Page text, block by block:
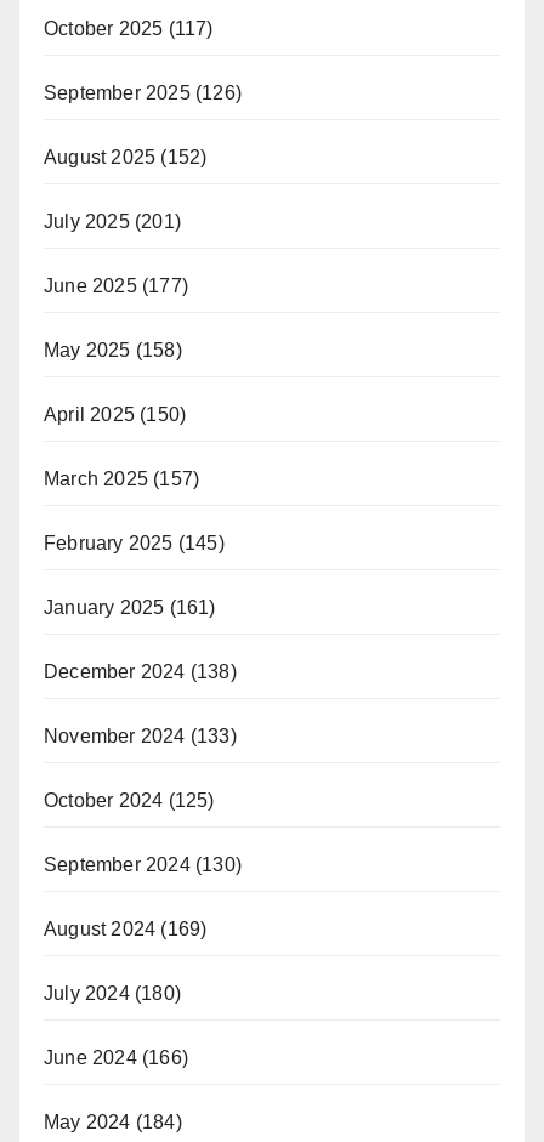
October 2025 (117)
September 2025(126)
August 2025 (152)
July 2025(201)
June 2025(177)
May 2025 (158)
April 2025 (150)
March 2025 (157)
February 2025 (145)
January 2025 (161)
December 2024 (138)
November 2024 (133)
October 2024 (125)
September 2024(130)
August 2024 (169)
July 2024(180)
June 2024(166)
May 2024 (184)